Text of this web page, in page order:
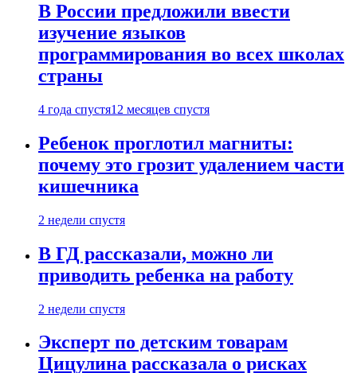
В России предложили ввести
изучение языков
программирования во всех школах
страны
4 года спустя12 месяцев спустя
Ребенок проглотил магниты:
почему это грозит удалением части
кишечника
2 недели спустя
В ГД рассказали, можно ли
приводить ребенка на работу
2 недели спустя
Эксперт по детским товарам
Цицулина рассказала о рисках